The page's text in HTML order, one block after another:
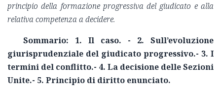
principio della formazione progressiva del giudicato e alla
relativa competenza a decidere.
Sommario: 1. Il caso. - 2. Sull’evoluzione
giurisprudenziale del giudicato progressivo.- 3. I
termini del conflitto.- 4. La decisione delle Sezioni
Unite.- 5. Principio di diritto enunciato.